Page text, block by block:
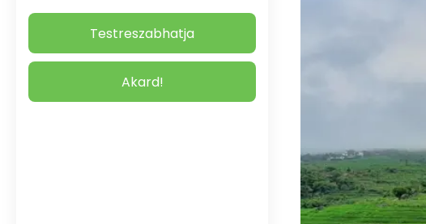
Testreszabhatja
Akard!